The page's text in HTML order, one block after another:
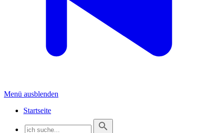
Menü ausblenden
Startseite